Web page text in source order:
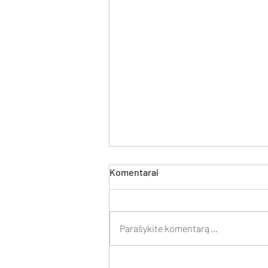
Komentarai
Parašykite komentarą...